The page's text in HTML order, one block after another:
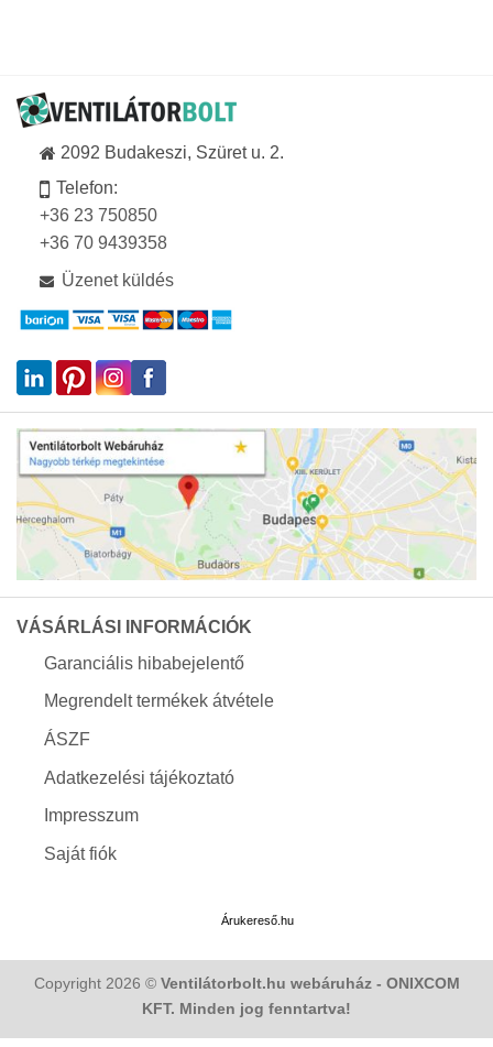
2092 Budakeszi, Szüret u. 2.
Telefon:
+36 23 750850
+36 70 9439358
Üzenet küldés
VÁSÁRLÁSI INFORMÁCIÓK
Garanciális hibabejelentő
Megrendelt termékek átvétele
ÁSZF
Adatkezelési tájékoztató
Impresszum
Saját fiók
Árukereső.hu
Copyright 2026 © Ventilátorbolt.hu webáruház - ONIXCOM
KFT. Minden jog fenntartva!